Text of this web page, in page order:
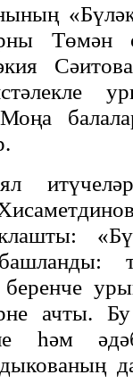
Төмән
беренче
ачты.
һәм